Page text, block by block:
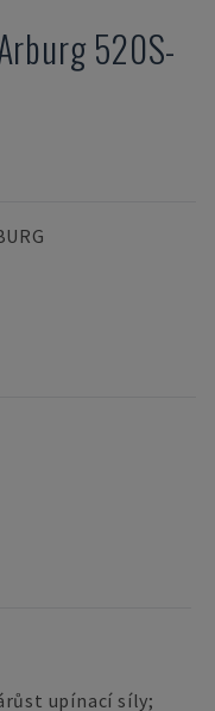
520S-
upínací síly;